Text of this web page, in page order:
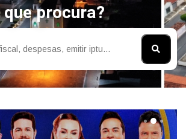
procura?